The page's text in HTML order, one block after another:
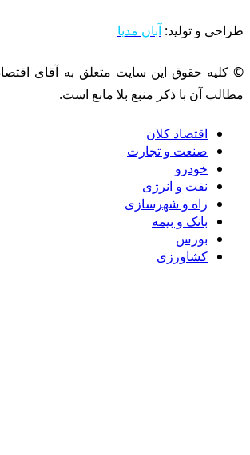
و تولید:آبان مدیا
کلیه حقوق این سایت متعلق به آقای اقتصاد
آن با ذکر منبع بلا مانع است.
اقتصاد کلان
صنعت و تجارت
خودرو
نفت و انرژی
راه و شهرسازی
بانک و بیمه
بورس
کشاورزی